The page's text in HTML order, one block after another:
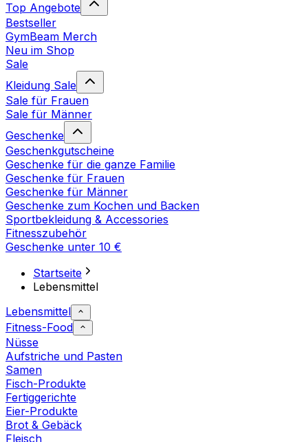
Top Angebote
Bestseller
GymBeam Merch
Neu im Shop
Sale
Kleidung Sale
Sale für Frauen
Sale für Männer
Geschenke
Geschenkgutscheine
Geschenke für die ganze Familie
Geschenke für Frauen
Geschenke für Männer
Geschenke zum Kochen und Backen
Sportbekleidung & Accessories
Fitnesszubehör
Geschenke unter 10 €
Startseite
Lebensmittel
Lebensmittel
Fitness-Food
Nüsse
Aufstriche und Pasten
Samen
Fisch-Produkte
Fertiggerichte
Eier-Produkte
Brot & Gebäck
Fleisch